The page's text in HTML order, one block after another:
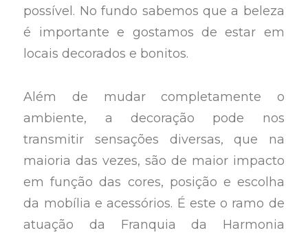
possível. No fundo sabemos que a beleza
é importante e gostamos de estar em
locais decorados e bonitos.
Além de mudar completamente o
ambiente, a decoração pode nos
transmitir sensações diversas, que na
maioria das vezes, são de maior impacto
em função das cores, posição e escolha
da mobília e acessórios. É este o ramo de
atuação da Franquia da Harmonia